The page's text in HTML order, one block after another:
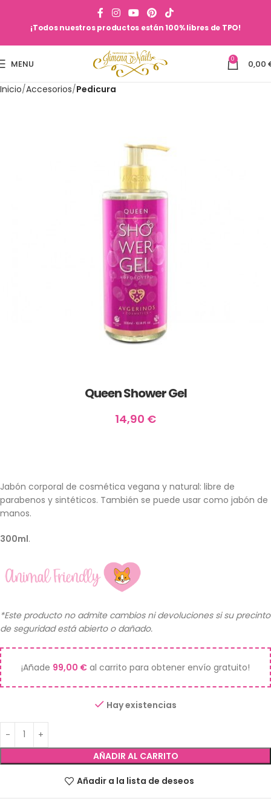
¡Todos nuestros productos están 100% libres de TPO!
MENU 0 0,00
Inicio Accesorios Pedicura
Queen Shower Gel
14,90 €
Jabón corporal de cosmética vegana y natural: libre de
parabenos y sintéticos. También se puede usar como jabón de
manos.
300ml.
*Este producto no admite cambios ni devoluciones si su precinto
de seguridad está abierto o dañado.
¡Añade 99,00 € al carrito para obtener envío gratuito!
Hay existencias
AÑADIR AL CARRITO
Añadir a la lista de deseos